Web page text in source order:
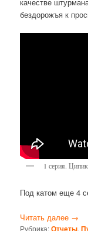
бездорожъя к
1 серия.
Под катом еще 4
Читать далее →
Рубрика:Отчеты,